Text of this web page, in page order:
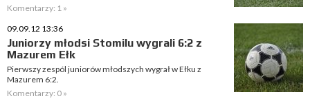
Komentarzy: 1 »
09.09.12 13:36
Juniorzy młodsi Stomilu wygrali 6:2 z
Mazurem Ełk
Pierwszy zespól juniorów młodszych wygrał w Ełku z
Mazurem 6:2.
Komentarzy: 0 »